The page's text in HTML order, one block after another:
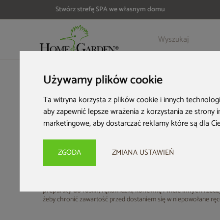
Używamy plików cookie
Ta witryna korzysta z plików cookie i innych
aby zapewnić lepsze wrażenia z korzystania ze strony
marketingowe,aby dostarczać reklamy które są dla
ZGODA ZMIANA USTAWIEŃ
Stwórz strefę SPA we własnym domu
HOME & GARDEN Wyposażenie ogrodu
Metalowe
Ciesz się dodatkowym miejscem do przechowywania w
uniwersalnych wariantach kolorystycznych, więc łatwo
uporządkować akcesoria.
preparaty do roślin, rękawiczki, konewkę i wiele innych
żeby chronić zawartość przed dostaniem się w niepowołane